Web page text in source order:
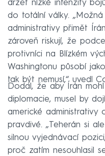
držet nízké intenzity
do totální války.
administrativy přimět
zároveň riskují, že
protivníci na Blízkém
Washingtonu působí
tak být nemusí,“ uvedl
Dodal, že aby Írán
diplomacie, musel by
americké administrativy
pravdivé. „Teherán si
silnou vyjednávací
proč zatím nesouhlasil